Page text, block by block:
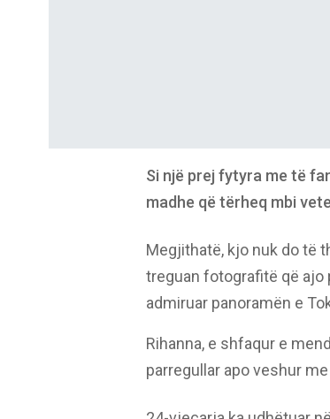
Si një prej fytyra me të
madhe që tërheq mbi
Megjithatë, kjo nuk do të
treguan fotografitë që ajo
admiruar panoramën e
Rihanna, e shfaqur e
parregullar apo veshur